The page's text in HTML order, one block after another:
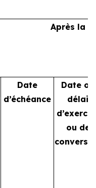
Après la
Date
d’échéance
Date ou
délai
ou de